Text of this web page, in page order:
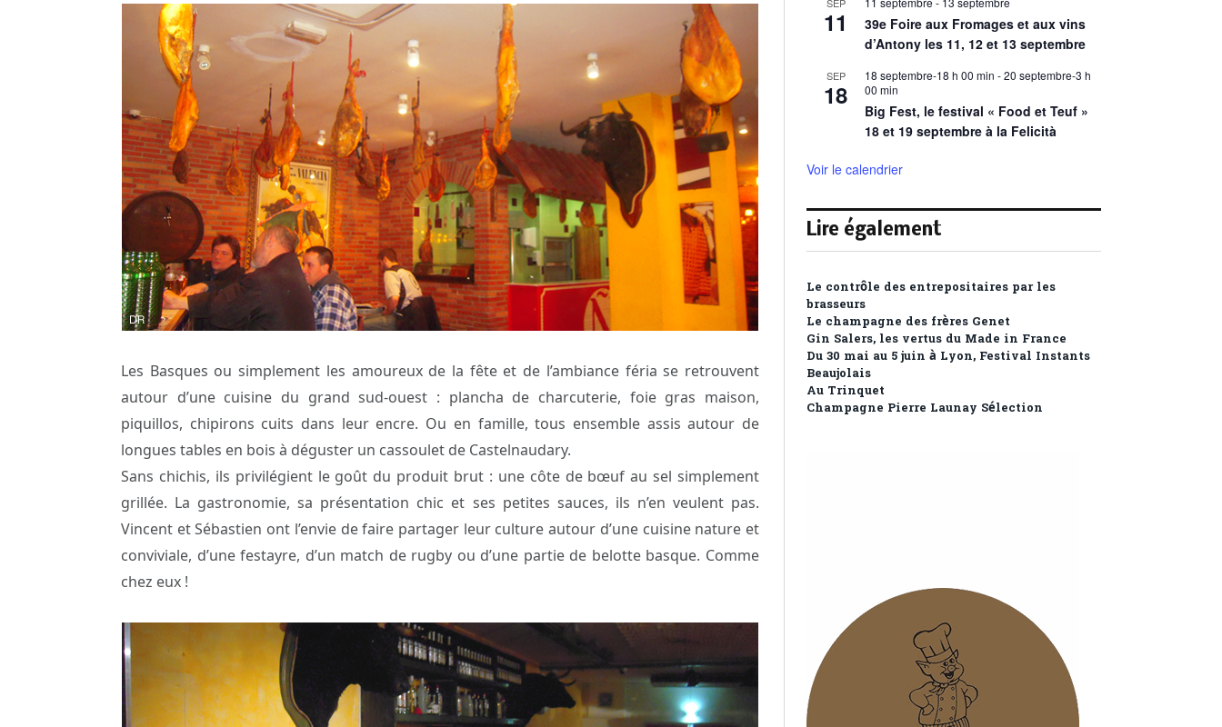
Les Basques ou simplement les amoureux de la fête et de l’ambiance féria se retrouvent
autour d’une cuisine du grand sud-ouest : plancha de charcuterie, foie gras maison,
piquillos, chipirons cuits dans leur encre. Ou en famille, tous ensemble assis autour de
longues tables en bois à déguster un cassoulet de Castelnaudary.
Sans chichis, ils privilégient le goût du produit brut : une côte de bœuf au sel simplement
grillée. La gastronomie, sa présentation chic et ses petites sauces, ils n’en veulent pas.
Vincent et Sébastien ont l’envie de faire partager leur culture autour d’une cuisine nature et
conviviale, d’une festayre, d’un match de rugby ou d’une partie de belotte basque. Comme
chez eux !
11
39e Foire aux Fromages et aux vins
d’Antony les 11, 12 et 13 septembre
SEP
18
18 septembre-18 h 00 min -20 septembre-3 h
00 min
Big Fest, le festival « Food et Teuf »
18 et 19 septembre à la Felicità
Voir le calendrier
Lire également
Le contrôle des entrepositaires par les
brasseurs
Le champagne des frères Genet
Gin Salers, les vertus du Made in France
Du 30 mai au 5 juin à Lyon, Festival Instants
Beaujolais
Au Trinquet
Champagne Pierre Launay Sélection